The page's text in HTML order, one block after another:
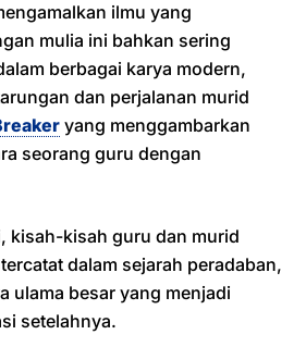
ilmu yang
mulia ini bahkan sering
berbagai karya modern,
dan perjalanan murid
yang menggambarkan
seorang guru dengan
kisah-kisah guru dan murid
dalam sejarah peradaban,
ulama besar yang menjadi
setelahnya.